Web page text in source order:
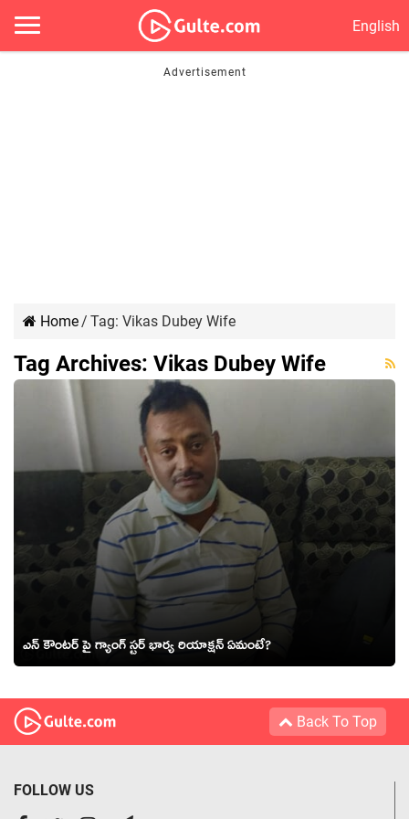
English
Home/ Tag: Vikas Dubey Wife
Tag Archives: Vikas Dubey Wife
ఎన్ కౌంటర్ పై గ్యాంగ్ స్టర్ భార్య రియాక్షన్ ఏమంటే?
Back To Top
FOLLOW US